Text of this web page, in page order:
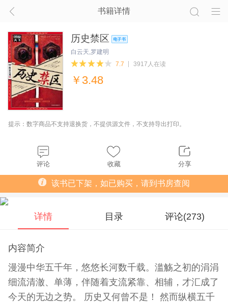
书籍详情
历史禁区
白云天,罗建明
7.7
3917人在读
￥ 3.48
提示：数字商品不支持退换货，不提供源文件，不支持导出打印。
评论 收藏 分享
该书已下架，如已购买，请到书房查阅
详情 目录 评论(273)
内容简介
漫漫中华五千年，悠悠长河数千载。滥觞之初的涓涓
细流清澈、单薄，伴随着支流紧靠、相辅，才汇成了
今天的无边之势。 历史又何曾不是！ 然而纵横五千